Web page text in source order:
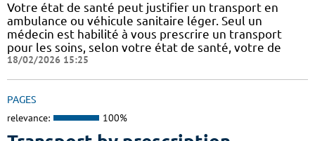
Votre état de santé peut justifier un transport en
ambulance ou véhicule sanitaire léger. Seul un
médecin est habilité à vous prescrire un transport
pour les soins, selon votre état de santé, votre de
18/02/2026 15:25
PAGES
relevance: 100%